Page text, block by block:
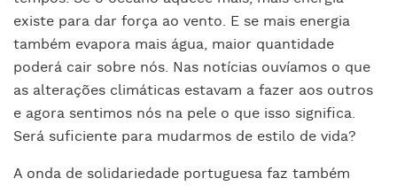
existe para dar força ao vento. E se mais energia
também evapora mais água, maior quantidade
poderá cair sobre nós. Nas notícias ouvíamos o que
as alterações climáticas estavam a fazer aos outros
e agora sentimos nós na pele o que isso significa.
Será suficiente para mudarmos de estilo de vida?
A onda de solidariedade portuguesa faz também